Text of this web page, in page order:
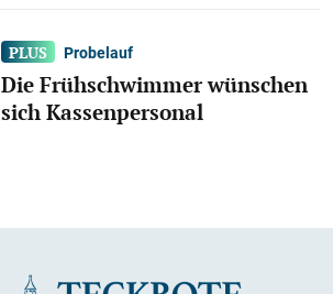
Probelauf
Die Frühschwimmer wünschen
sich Kassenpersonal